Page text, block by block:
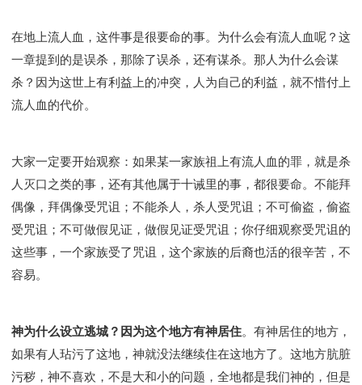
在地上流人血，这件事是很要命的事。为什么会有流人血呢？这
一章提到的是误杀，那除了误杀，还有谋杀。那人为什么会谋
杀？因为这世上有利益上的冲突，人为自己的利益，就不惜付上
流人血的代价。
大家一定要开始观察：如果某一家族祖上有流人血的罪，就是杀
人灭口之类的事，还有其他属于十诫里的事，都很要命。不能拜
偶像，拜偶像受咒诅；不能杀人，杀人受咒诅；不可偷盗，偷盗
受咒诅；不可做假见证，做假见证受咒诅；你仔细观察受咒诅的
这些事，一个家族受了咒诅，这个家族的后裔也活的很辛苦，不
容易。
神为什么设立逃城？因为这个地方有神居住。有神居住的地方，
如果有人玷污了这地，神就没法继续住在这地方了。这地方肮脏
污秽，神不喜欢，不是大和小的问题，全地都是我们神的，但是